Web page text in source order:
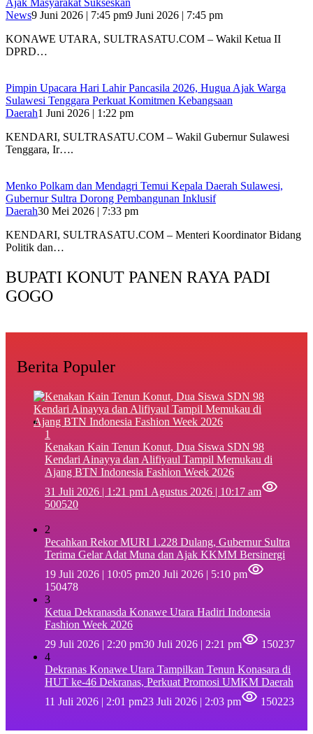
Ajak Masyarakat Sukseskan
News9 Juni 2026 | 7:45 pm9 Juni 2026 | 7:45 pm
KONAWE UTARA, SULTRASATU.COM – Wakil Ketua II
DPRD…
Pimpin Upacara Hari Lahir Pancasila 2026, Hugua Ajak Warga
Sulawesi Tenggara Perkuat Komitmen Kebangsaan
Daerah1 Juni 2026 | 1:22 pm
KENDARI, SULTRASATU.COM – Wakil Gubernur Sulawesi
Tenggara, Ir….
Menko Polkam dan Mendagri Temui Kepala Daerah Sulawesi,
Gubernur Sultra Dorong Pembangunan Inklusif
Daerah30 Mei 2026 | 7:33 pm
KENDARI, SULTRASATU.COM – Menteri Koordinator Bidang
Politik dan…
BUPATI KONUT PANEN RAYA PADI
GOGO
Berita Populer
1
‎Kenakan Kain Tenun Konut, Dua Siswa SDN 98
Kendari Ainayya dan Alifiyaul Tampil Memukau di
Ajang BTN Indonesia Fashion Week 2026
31 Juli 2026 | 1:21 pm1 Agustus 2026 | 10:17 am
500520
2
Pecahkan Rekor MURI 1.228 Dulang, Gubernur Sultra
Terima Gelar Adat Muna dan Ajak KKMM Bersinergi
19 Juli 2026 | 10:05 pm20 Juli 2026 | 5:10 pm
150478
3
Ketua Dekranasda Konawe Utara Hadiri Indonesia
Fashion Week 2026
29 Juli 2026 | 2:20 pm30 Juli 2026 | 2:21 pm
150237
4
Dekranas Konawe Utara Tampilkan Tenun Konasara di
HUT ke-46 Dekranas, Perkuat Promosi UMKM Daerah
11 Juli 2026 | 2:01 pm23 Juli 2026 | 2:03 pm 150223